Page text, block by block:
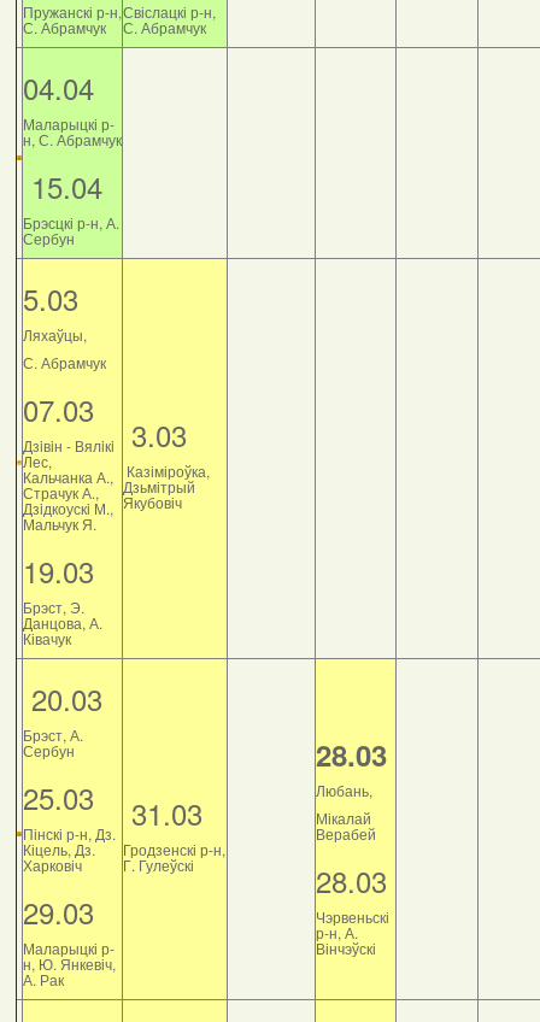
Пружанскі р-н,
С. Абрамчук
Свіслацкі р-н,
С. Абрамчук
04.04
Маларыцкі р-
н, С. Абрамчук
15.04
Брэсцкі р-н, А.
Сербун
5.03
Ляхаўцы,
С. Абрамчук
07.03
Дзiвiн - Вялiкi
Лес,
Кальчанка А.,
Страчук А.,
Дзiдкоускi М.,
Мальчук Я.
19.03
Брэст, Э.
Данцова, А.
Ківачук
3.03
Казіміроўка,
Дзьмітрый
Якубовіч
20.03
Брэст, А.
Сербун
25.03
Пінскі р-н, Дз.
Кіцель, Дз.
Харковіч
29.03
Маларыцкі р-
н, Ю. Янкевіч,
А. Рак
31.03
Гродзенскі р-н,
Г. Гулеўскі
28.03
Любань,
Мікалай
Верабей
28.03
Чэрвеньскі
р-н, А.
Вінчэўскі